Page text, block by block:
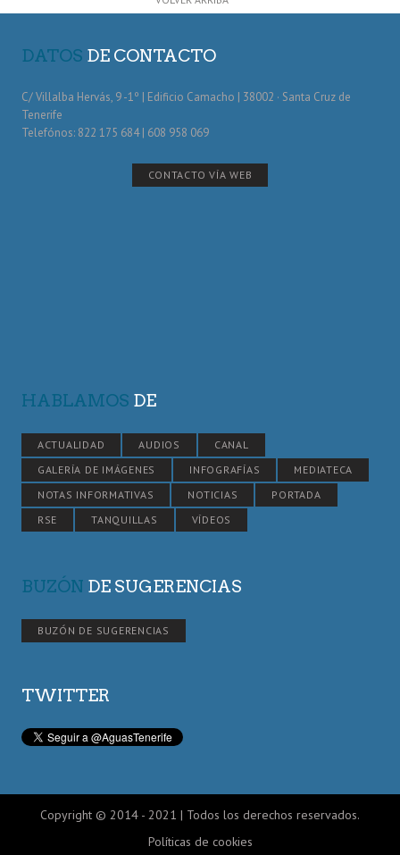
DATOS DE CONTACTO
C/ Villalba Hervás, 9 -1º | Edificio Camacho | 38002 · Santa Cruz de
Tenerife
Telefónos: 822 175 684 | 608 958 069
CONTACTO VÍA WEB
HABLAMOS DE
ACTUALIDAD AUDIOS
CANAL
GALERÍA DE IMÁGENES
INFOGRAFÍAS
MEDIATECA
NOTAS INFORMATIVAS
NOTICIAS
PORTADA
RSE
TANQUILLAS VÍDEOS
BUZÓN DE SUGERENCIAS
BUZÓN DE SUGERENCIAS
TWITTER
Copyright © 2014 - 2021 | Todos los derechos reservados.
Políticas de cookies